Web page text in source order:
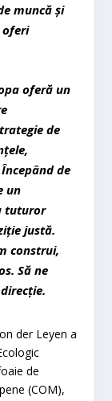
muncă și
oferi
oferă un
de
țele,
Începând de
un
tuturor
ție justă.
construi,
Să ne
direcție.
der Leyen a
de
(COM),